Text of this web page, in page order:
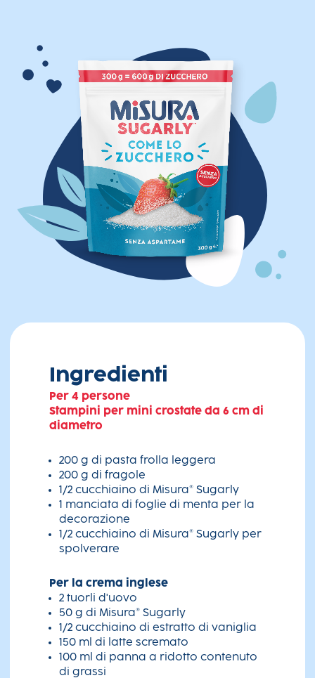
Ingredienti
Per 4 persone
Stampini per mini crostate da 6 cm di
diametro
200 g di pasta frolla leggera
200 g di fragole
1/2 cucchiaino di Misura® Sugarly
1 manciata di foglie di menta per la
decorazione
1/2 cucchiaino di Misura® Sugarly per
spolverare
Per la crema inglese
2 tuorli d'uovo
50 g di Misura® Sugarly
1/2 cucchiaino di estratto di vaniglia
150 ml di latte scremato
100 ml di panna a ridotto contenuto
di grassi